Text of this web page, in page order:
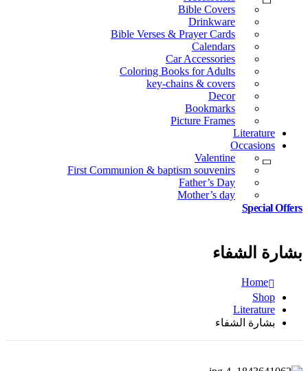
Bible Covers
Drinkware
Bible Verses & Prayer Cards
Calendars
Car Accessories
Coloring Books for Adults
key-chains & covers
Decor
Bookmarks
Picture Frames
Literature
Occasions
Valentine
First Communion & baptism souvenirs
Father’s Day
Mother’s day
Special Offers
بشارة الشفاء
Home
Shop
Literature
بشارة الشفاء